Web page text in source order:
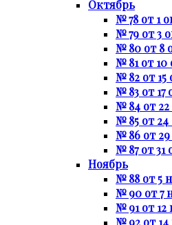
Октябрь
№ 78 от 1
№ 79 от 3
№ 80 от 8
№ 81 от 10
№ 82 от 15
№ 83 от 17
№ 84 от 22
№ 85 от 24
№ 86 от 29
№ 87 от 31
Ноябрь
№ 88 от 5
№ 90 от 7
№ 91 от 12
№ 92 от 14